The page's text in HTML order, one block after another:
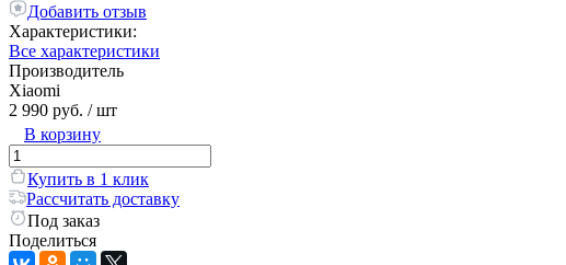
Добавить отзыв
Характеристики:
Все характеристики
Производитель
Xiaomi
2 990 руб. / шт
В корзину
Купить в 1 клик
Рассчитать доставку
Под заказ
Поделиться